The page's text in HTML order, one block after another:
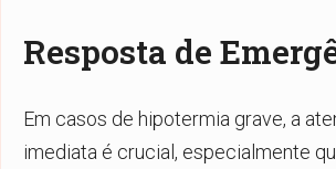
Resposta de
Em casos de hipotermia grave, a
imediata é crucial, especialmente